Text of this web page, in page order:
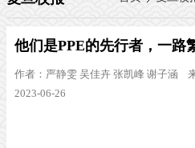
他们是PPE的先行者，一路
作者： 严静雯 吴佳卉 张凯峰 谢子涵
2023-06-26